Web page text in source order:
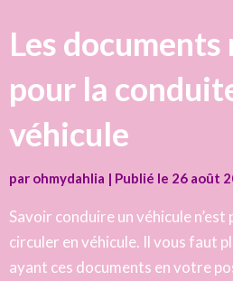
Les documents
pour la
véhicule
par ohmydahlia | Publié le 26 août
Savoir conduire un véhicule
circuler en véhicule. Il vous faut
ayant ces documents en votre